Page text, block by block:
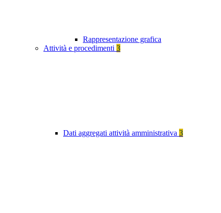
Rappresentazione grafica
Attività e procedimenti 3
Dati aggregati attività amministrativa 3